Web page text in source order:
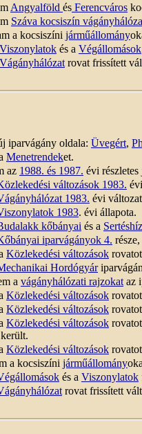
Angyalföld és Ferencváros
Száva kocsiszín
a kocsiszíni járműállomány
Viszonylatok és a Végállomások
Vágányhálózat rovat frissített
iparvágány oldala: Üvegért,
Menetrendeket.
az 1988. és 1987. évi
változások 1983.
1983. évi
1983. évi állapota.
kőbányai és a
iparvágányok 4.
Közlekedési változások
Hordógyár
a vágányhálózati rajzokat az
Közlekedési változások
Közlekedési változások
Közlekedési változások
Közlekedési változások
a kocsiszíni járműállomány
és a Viszonylatok
rovat frissített